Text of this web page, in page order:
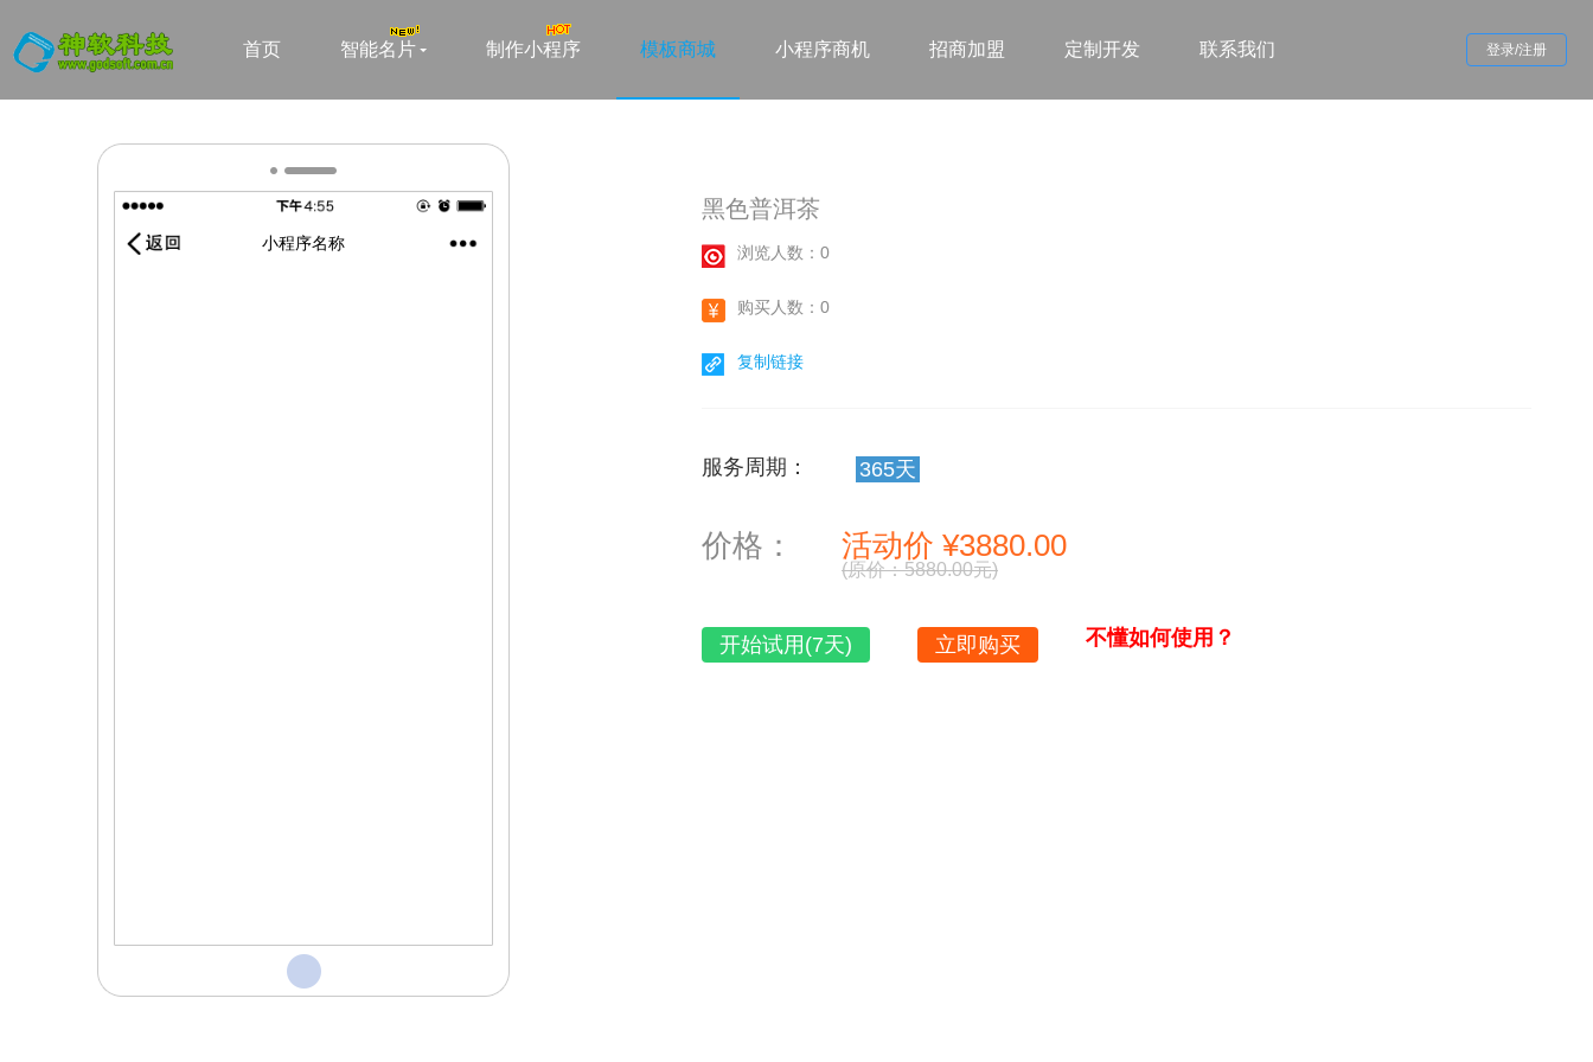
首页 智能名片 制作小程序 模板商城 小程序商机 招商加盟 定制开发 联系我们 登录/注册
小程序名称
黑色普洱茶
浏览人数：0
购买人数：0
复制链接
服务周期： 365天
价格： 活动价 ¥3880.00
(原价：5880.00元)
开始试用(7天) 立即购买 不懂如何使用？